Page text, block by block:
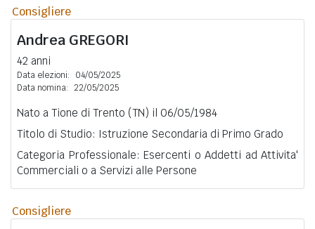
Consigliere
Andrea GREGORI
42 anni
Data elezioni:
04/05/2025
Data nomina: 22/05/2025
Nato a Tione di Trento (TN) il 06/05/1984
Titolo di Studio: Istruzione Secondaria di Primo Grado
Categoria Professionale: Esercenti o Addetti ad Attivita'
Commerciali o a Servizi alle Persone
Consigliere